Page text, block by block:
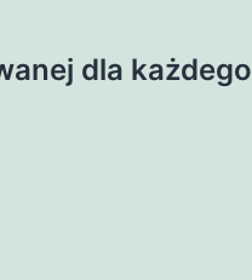
dla każdego